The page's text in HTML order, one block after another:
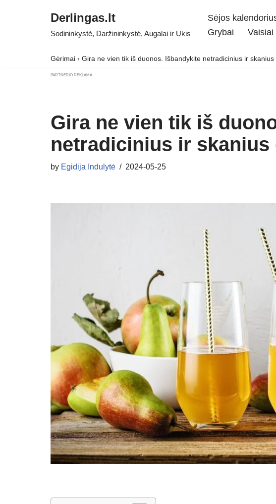
Derlingas.lt
Sodininkystė, Daržininkystė, Augalai ir Ūkis
Sėjos
Grybai
Vaisiai
Gėrimai › Gira ne vien tik iš duonos. Išbandykite netradicinius ir
PARTNERIO REKLAMA
Gira ne vien tik iš
netradicinius ir
by Egidija Indulytė 2024-05-25